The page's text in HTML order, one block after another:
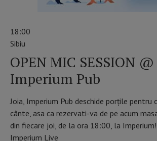
18:00
Sibiu
OPEN MIC SESSION @
Imperium Pub
Joia, Imperium Pub deschide porțile pentru
cânte, asa ca rezervati-va de pe acum
din fiecare joi, de la ora 18:00, la Imperium!
Imperium Live